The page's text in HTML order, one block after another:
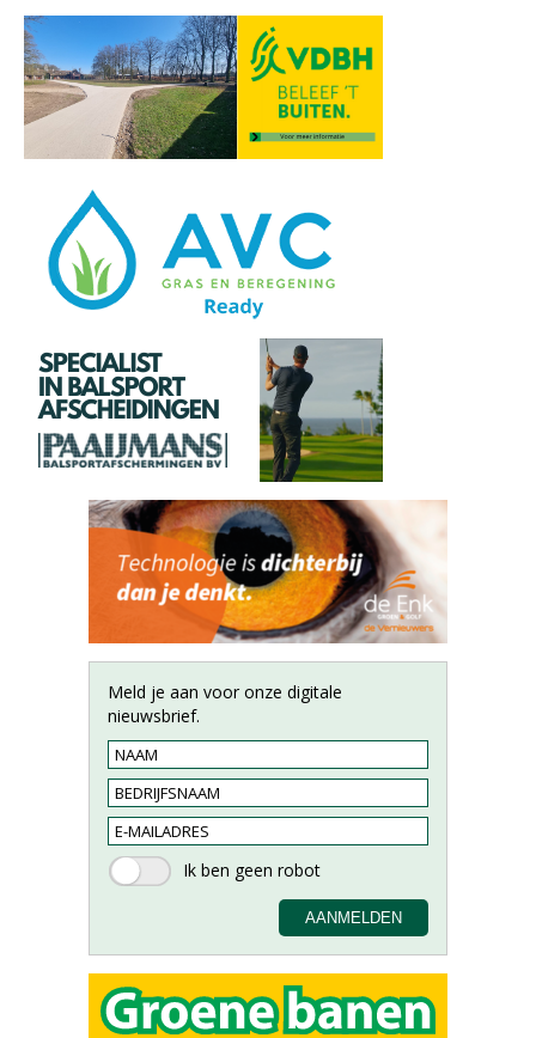
Meld je aan voor onze digitale
nieuwsbrief.